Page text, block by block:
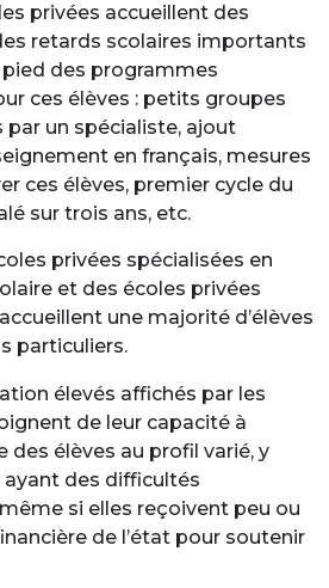
privées accueillent des
retards scolaires importants
des programmes
ces élèves : petits groupes
par un spécialiste, ajout
en français, mesures
ces élèves, premier cycle du
sur trois ans, etc.
privées spécialisées en
et des écoles privées
une majorité d’élèves
particuliers.
élevés affichés par les
de leur capacité à
des élèves au profil varié, y
des difficultés
si elles reçoivent peu ou
de l’état pour soutenir